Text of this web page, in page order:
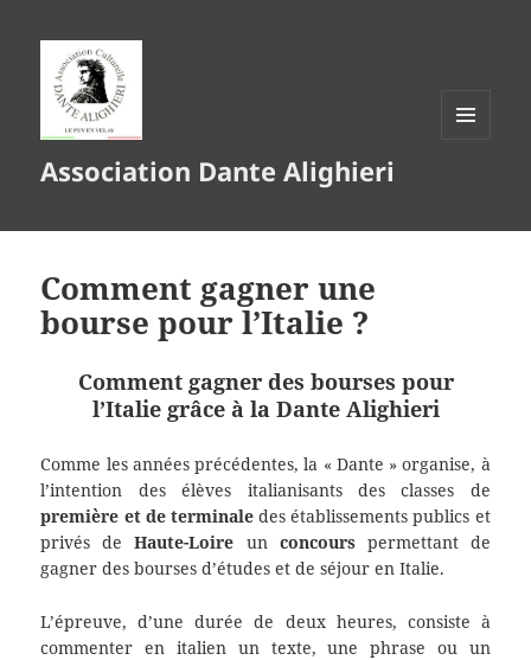
Association Dante Alighieri
Comment gagner une
bourse pour l’Italie ?
Comment gagner des bourses pour
l’Italie grâce à la Dante Alighieri
Comme les années précédentes, la « Dante » organise, à
l’intention des élèves italianisants des classes de
première et de terminaledes établissements publics et
privés deHaute-Loire un concourspermettant de
gagner des bourses d’études et de séjour en Italie.
L’épreuve, d’une durée de deux heures, consiste à
commenter en italien un texte, une phrase ou un